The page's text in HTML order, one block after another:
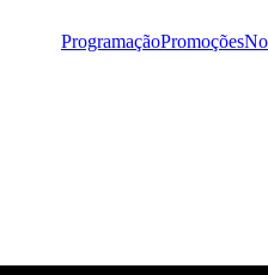
ProgramaçãoPromoções